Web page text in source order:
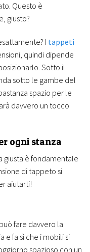
Questo è
giusto?
I tappeti
quindi dipende
Sotto il
sotto le gambe del
spazio per le
davvero un tocco
ogni stanza
giusta è fondamentale
di tappeto si
aiutarti!
fare davvero la
e fa sì che i mobili si
spazioso con un